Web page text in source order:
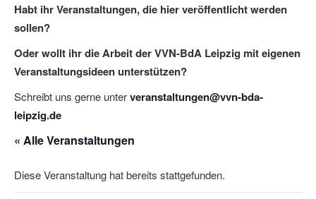
Habt ihr Veranstaltungen, die hier veröffentlicht werden
sollen?
Oder wollt ihr die Arbeit der VVN-BdA Leipzig mit eigenen
Veranstaltungsideen unterstützen?
Schreibt uns gerne unterveranstaltungen@vvn-bda-
leipzig.de
« Alle Veranstaltungen
Diese Veranstaltung hat bereits stattgefunden.